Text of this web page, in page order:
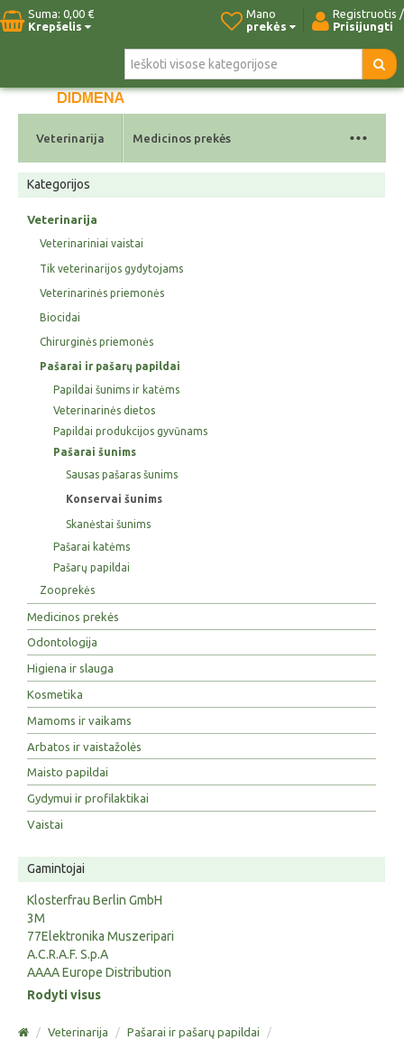
Suma: 0,00 €
Krepšelis
Registruotis /
Prisijungti
Mano
prekės
Pradžia Naujos prekės Kontaktai
Veterinarija Medicinos prekės ...
Kategorijos
Veterinarija
Veterinariniai vaistai
Tik veterinarijos gydytojams
Veterinarinės priemonės
Biocidai
Chirurginės priemonės
Pašarai ir pašarų papildai
Papildai šunims ir katėms
Veterinarinės dietos
Papildai produkcijos gyvūnams
Pašarai šunims
Sausas pašaras šunims
Konservai šunims
Skanėstai šunims
Pašarai katėms
Pašarų papildai
Zooprekės
Medicinos prekės
Odontologija
Higiena ir slauga
Kosmetika
Mamoms ir vaikams
Arbatos ir vaistažolės
Maisto papildai
Gydymui ir profilaktikai
Vaistai
Gamintojai
Klosterfrau Berlin GmbH
3M
77Elektronika Muszeripari
A.C.R.A.F. S.p.A
AAAA Europe Distribution
Rodyti visus
/ Veterinarija / Pašarai ir pašarų papildai
/